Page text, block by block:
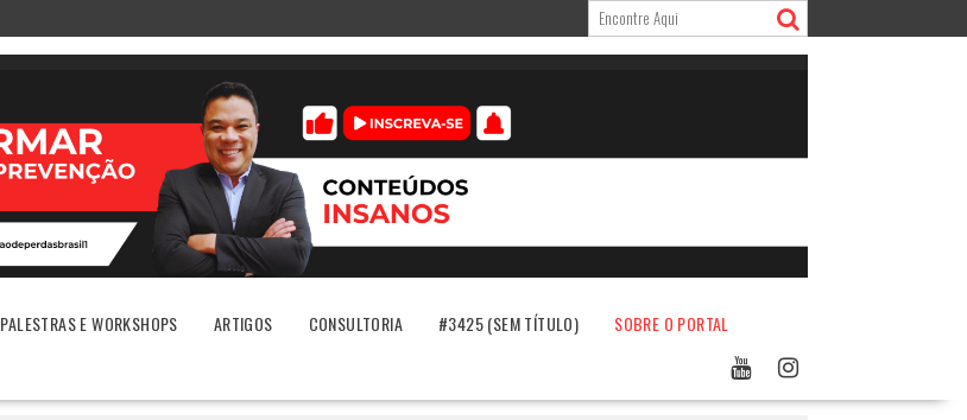
PALESTRAS E WORKSHOPS ARTIGOS CONSULTORIA #3425 (SEM TÍTULO) SOBRE O PORTAL